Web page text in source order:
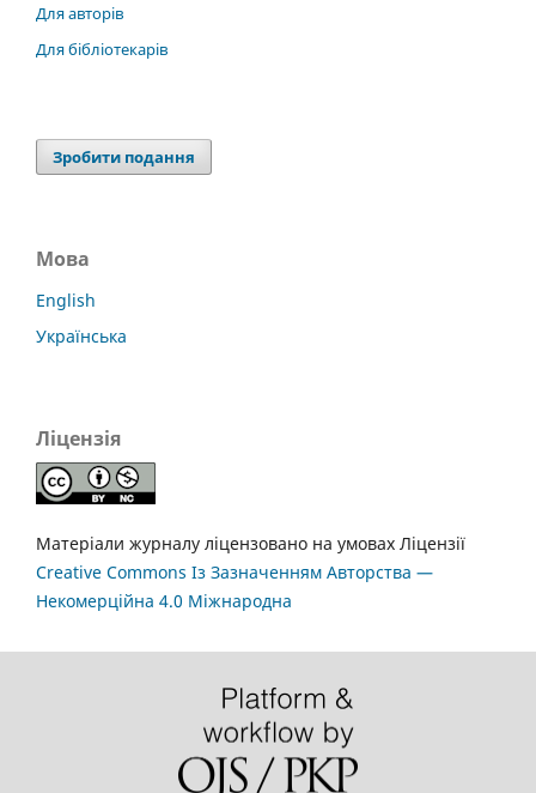
Для авторів
Для бібліотекарів
Зробити подання
Мова
English
Українська
Ліцензія
Матеріали журналу ліцензовано на умовах Ліцензії
Creative Commons Із Зазначенням Авторства —
Некомерційна 4.0 Міжнародна